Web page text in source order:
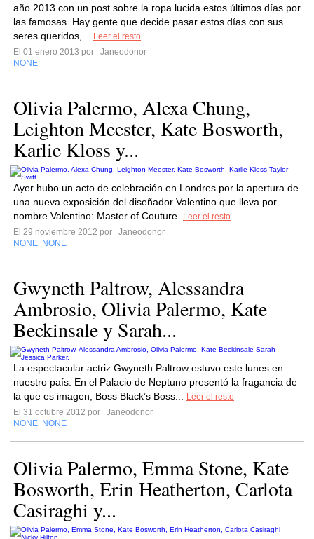
año 2013 con un post sobre la ropa lucida estos últimos días por
las famosas. Hay gente que decide pasar estos días con sus
seres queridos,...
Leer el resto
El 01 enero 2013 por
Janeodonor
NONE
Olivia Palermo, Alexa Chung,
Leighton Meester, Kate Bosworth,
Karlie Kloss y...
Ayer hubo un acto de celebración en Londres por la apertura de
una nueva exposición del diseñador Valentino que lleva por
nombre Valentino: Master of Couture.
Leer el resto
El 29 noviembre 2012 por
Janeodonor
NONE NONE
Gwyneth Paltrow, Alessandra
Ambrosio, Olivia Palermo, Kate
Beckinsale y Sarah...
La espectacular actriz Gwyneth Paltrow estuvo este lunes en
nuestro país. En el Palacio de Neptuno presentó la fragancia de
la que es imagen, Boss Black’s Boss...
Leer el resto
El 31 octubre 2012 por
Janeodonor
NONE NONE
Olivia Palermo, Emma Stone, Kate
Bosworth, Erin Heatherton, Carlota
Casiraghi y...